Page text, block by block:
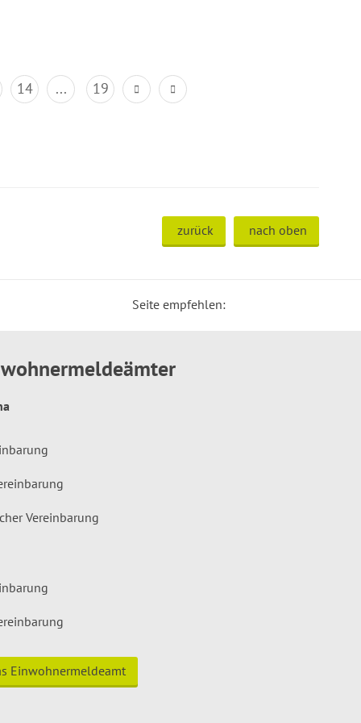
14 ... 19
zurück nach oben
Seite empfehlen:
Vereinbarung
Einwohnermeldeamt